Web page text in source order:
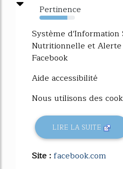
Pertinence
78%
Système
Nutritionnelle et
Facebook
Aide accessibilité
Nous utilisons des
LIRE LA SUITE
Site :facebook.com